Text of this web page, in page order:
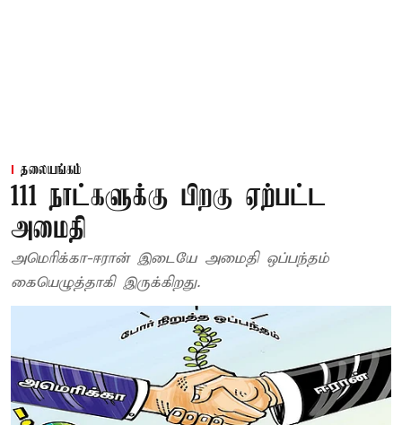
தலையங்கம்
111 நாட்களுக்கு பிறகு ஏற்பட்ட
அமைதி
அமெரிக்கா-ஈரான் இடையே அமைதி ஒப்பந்தம்
கையெழுத்தாகி இருக்கிறது.